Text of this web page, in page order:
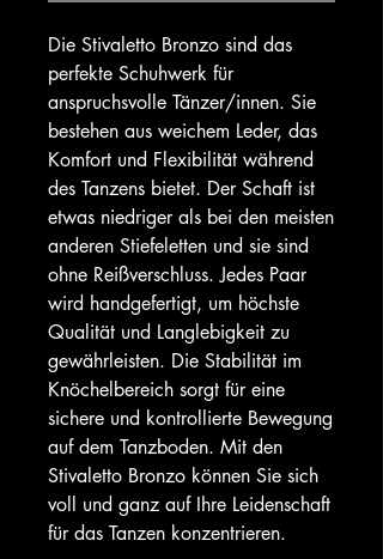
Die Stivaletto Bronzo sind das
perfekte Schuhwerk für
anspruchsvolle Tänzer/innen. Sie
bestehen aus weichem Leder, das
Komfort und Flexibilität während
des Tanzens bietet. Der Schaft ist
etwas niedriger als bei den meisten
anderen Stiefeletten und sie sind
ohne Reißverschluss. Jedes Paar
wird handgefertigt, um höchste
Qualität und Langlebigkeit zu
gewährleisten. Die Stabilität im
Knöchelbereich sorgt für eine
sichere und kontrollierte Bewegung
auf dem Tanzboden. Mit den
Stivaletto Bronzo können Sie sich
voll und ganz auf Ihre Leidenschaft
für das Tanzen konzentrieren.